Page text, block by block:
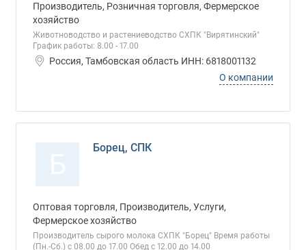
Производитель, Розничная торговля, Фермерское
хозяйство
Животноводство и растениеводство СХПК "Вирятинский"
График работы: 8.00 - 17.00
Россия, Тамбовская область ИНН: 6818001132
О компании
Борец, СПК
Оптовая торговля, Производитель, Услуги,
Фермерское хозяйство
Производитель сырого молока СХПК "Борец" Время работы
(Пн.-Сб.) с 08.00 до 17.00 Обед с 12.00 до 14.00